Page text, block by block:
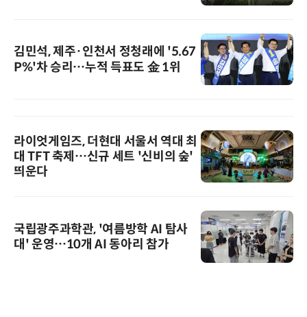
김민석, 제주·인천서 정청래에 '5.67
P%'차 승리…누적 득표도 金 1위
라이엇게임즈, 더현대 서울서 역대 최
대 TFT 축제…신규 세트 '신비의 숲'
띄운다
국립광주과학관, '여름방학 AI 탐사
대' 운영…10개 AI 동아리 참가